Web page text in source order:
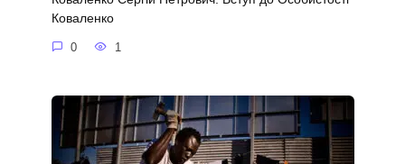
Коваленко
0 1